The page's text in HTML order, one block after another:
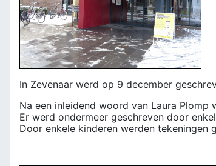
In Zevenaar werd op 9 december
Na een inleidend woord van Laura Plomp
Er werd ondermeer geschreven door
Door enkele kinderen werden tekeningen